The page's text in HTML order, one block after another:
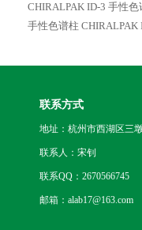
CHIRALPAK ID-3 手性
手性色谱柱 CHIRALPAK
联系方式
地址：杭州市西湖区三
联系人：宋钊
联系QQ：2670566745
邮箱：alab17@163.com